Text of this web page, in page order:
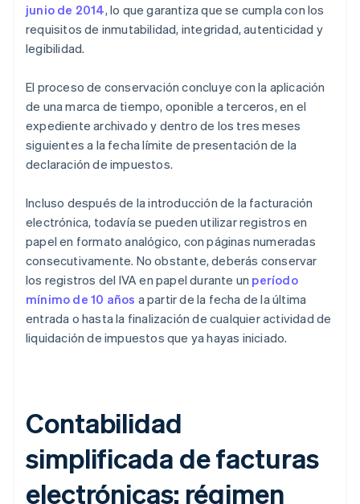
junio de 2014, lo que garantiza que se cumpla con los
requisitos de inmutabilidad, integridad, autenticidad y
legibilidad.
El proceso de conservación concluye con la aplicación
de una marca de tiempo, oponible a terceros, en el
expediente archivado y dentro de los tres meses
siguientes a la fecha límite de presentación de la
declaración de impuestos.
Incluso después de la introducción de la facturación
electrónica, todavía se pueden utilizar registros en
papel en formato analógico, con páginas numeradas
consecutivamente. No obstante, deberás conservar
los registros del IVA en papel durante un período
mínimo de 10 años a partir de la fecha de la última
entrada o hasta la finalización de cualquier actividad de
liquidación de impuestos que ya hayas iniciado.
Contabilidad
simplificada de facturas
electrónicas: régimen